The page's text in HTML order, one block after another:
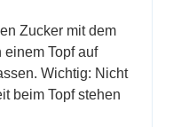
Zucker mit dem
einem Topf auf
Wichtig: Nicht
beim Topf stehen